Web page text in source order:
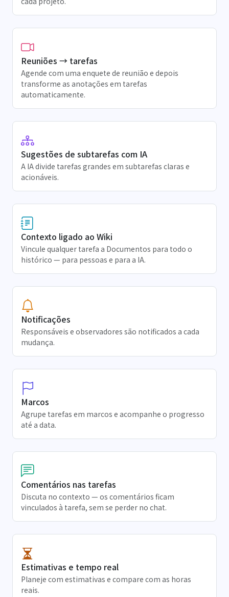
Reuniões → tarefas
Agende com uma enquete de reunião e depois
transforme as anotações em tarefas
automaticamente.
Sugestões de subtarefas com IA
A IA divide tarefas grandes em subtarefas claras e
acionáveis.
Contexto ligado ao Wiki
Vincule qualquer tarefa a Documentos para todo o
histórico — para pessoas e para a IA.
Notificações
Responsáveis e observadores são notificados a cada
mudança.
Marcos
Agrupe tarefas em marcos e acompanhe o progresso
até a data.
Comentários nas tarefas
Discuta no contexto — os comentários ficam
vinculados à tarefa, sem se perder no chat.
Estimativas e tempo real
Planeje com estimativas e compare com as horas
reais.